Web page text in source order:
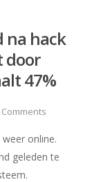
na hack
door
47%
Comments
online.
geleden te